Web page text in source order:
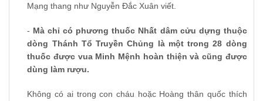
Mạng thang như Nguyễn Đắc Xuân viết.
- Mà chỉ có phương thuốc Nhất dâm cửu dựng thuộc
dòng Thánh Tổ Truyền Chủng là một trong 28 dòng
thuốc được vua Minh Mệnh hoàn thiện và cũng được
dùng làm rượu.
Không có ai trong con cháu hoặc Hoàng thân quốc thích